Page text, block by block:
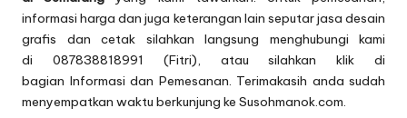
informasi harga dan juga keterangan lain seputar jasa desain
grafis dan cetak silahkan langsung menghubungi kami
di 087838818991 (Fitri), atau silahkan klik di
bagian Informasi dan Pemesanan. Terimakasih anda sudah
menyempatkan waktu berkunjung ke Susohmanok.com.